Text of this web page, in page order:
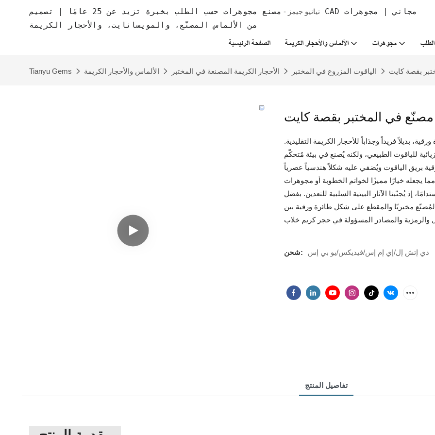
تيانيو جيمز -
مصنع مجوهرات حسب الطلب بخبرة تزيد عن 25 عامًا | تصميم CAD مجاني | مجوهرات
من الألماس المصنّع، والمويسانايت، والأحجار الكريمة
الصفحة الرئيسية الألماس والأحجار الكريمة مجوهرات
Tianyu Gems الألماس والأحجار الكريمة الأحجار الكريمة المصنعة في المختبر الياقوت المزروع في المختبر بقصة كايت
في المختبر بقصة كايت
بديلاً فريداً وجذاباً للأحجار الكريمة التقليدية.
للياقوت الطبيعي، ولكنه يُصنع في بيئة مُتحكّم
يجعله خيارًا مميزًا لخواتم الخطوبة أو مجوهرات
إذ يُجنّبنا الآثار البيئية السلبية للتعدين. بفضل
المُصنّع مخبريًا والمقطع على شكل طائرة ورقية بين
شحن: دي إتش إل/إي إم إس/فيديكس/يو بي إس
تفاصيل المنتج